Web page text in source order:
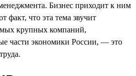
Бизнес приходит к ним
факт, что эта тема звучит
крупных компаний,
части экономики России, — это